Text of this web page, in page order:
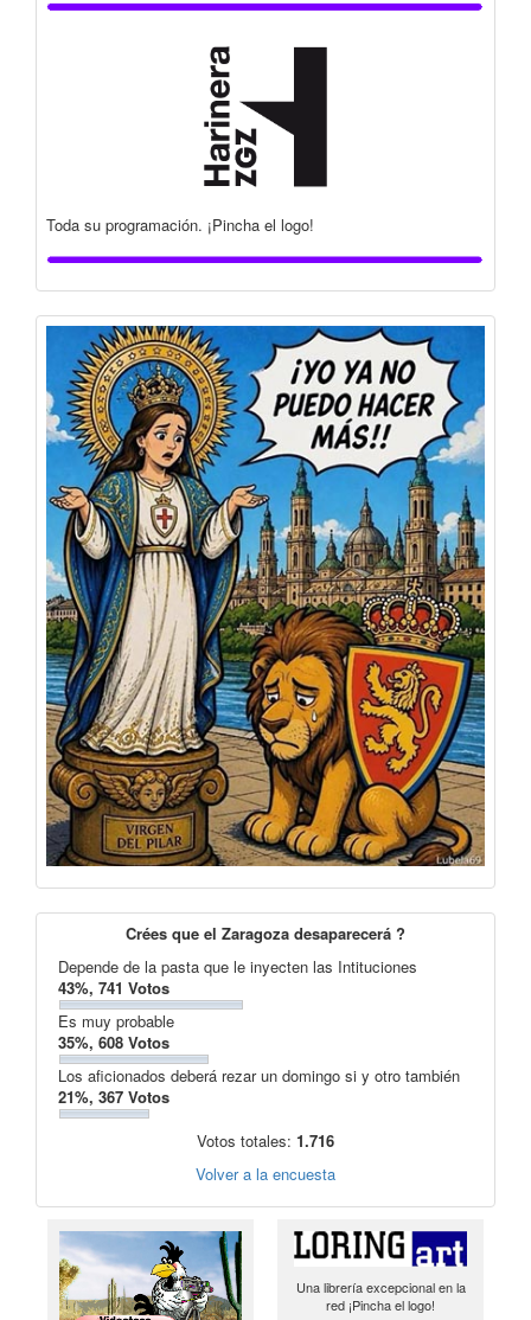
Toda su programación. ¡Pincha el logo!
Crées que el Zaragoza desaparecerá ?
Depende de la pasta que le inyecten las Intituciones
43%, 741 Votos
Es muy probable
35%, 608 Votos
Los aficionados deberá rezar un domingo si y otro también
21%, 367 Votos
Votos totales: 1.716
Volver a la encuesta
Una librería excepcional en la
red ¡Pincha el logo!